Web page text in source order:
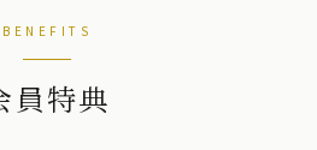
BENEFITS
員特典